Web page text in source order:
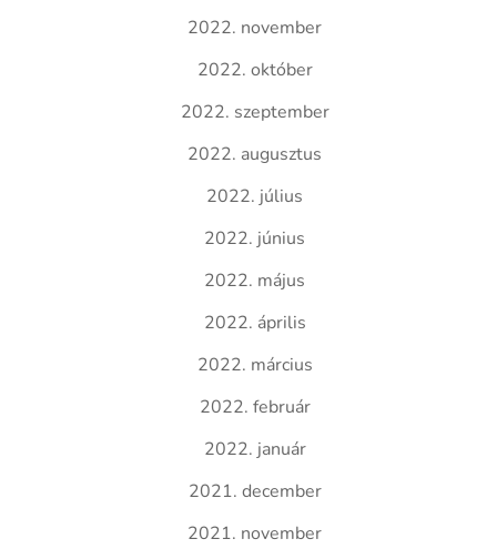
2022. november
2022. október
2022. szeptember
2022. augusztus
2022. július
2022. június
2022. május
2022. április
2022. március
2022. február
2022. január
2021. december
2021. november